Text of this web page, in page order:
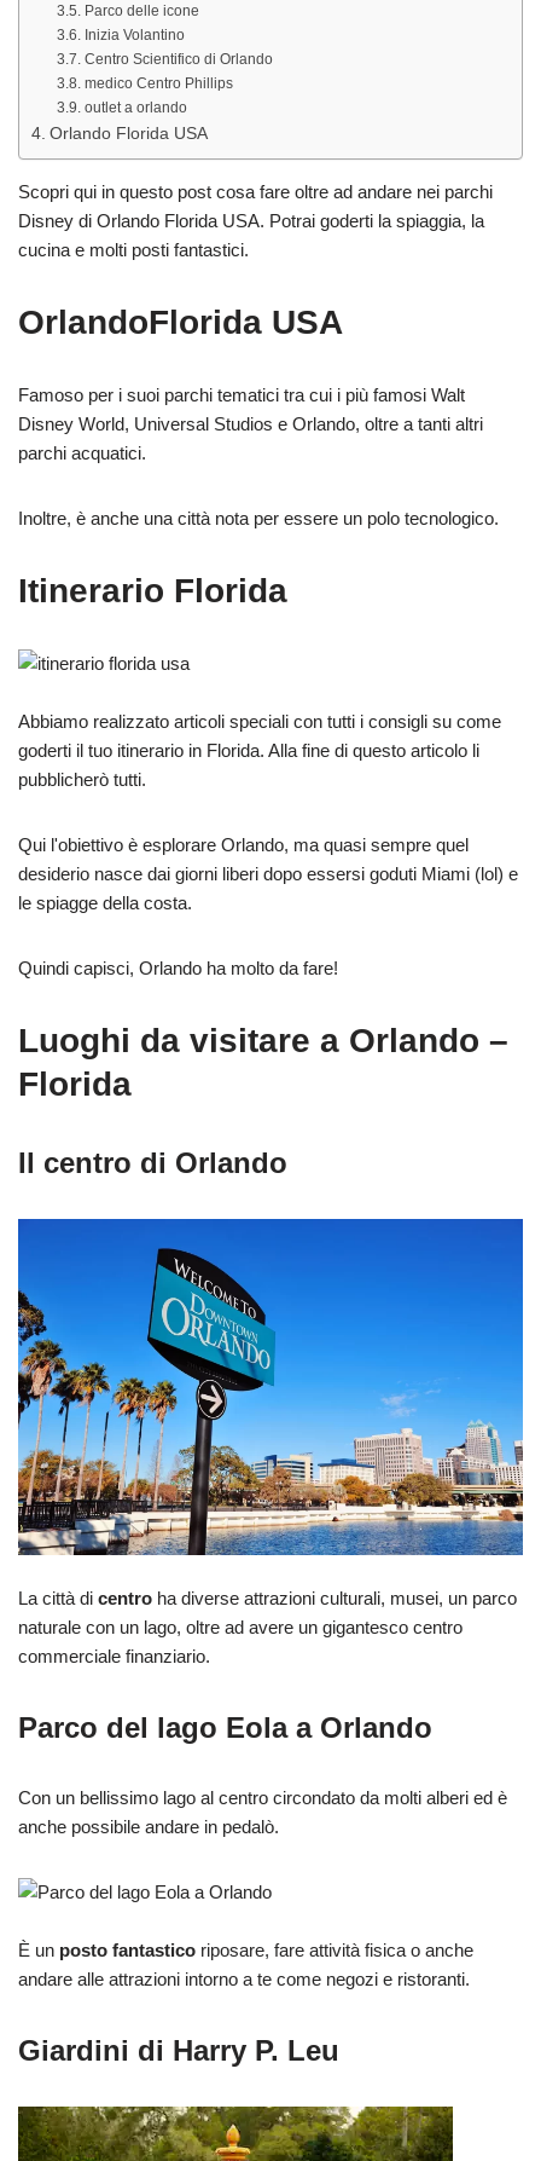
Parco delle icone
Inizia Volantino
Centro Scientifico di Orlando
medico Centro Phillips
outlet a orlando
Orlando Florida USA
Scopri qui in questo post cosa fare oltre ad andare nei parchi
Disney di Orlando Florida USA. Potrai goderti la spiaggia, la
cucina e molti posti fantastici.
OrlandoFlorida USA
Famoso per i suoi parchi tematici tra cui i più famosi Walt
Disney World, Universal Studios e Orlando, oltre a tanti altri
parchi acquatici.
Inoltre, è anche una città nota per essere un polo tecnologico.
Itinerario Florida
Abbiamo realizzato articoli speciali con tutti i consigli su come
goderti il tuo itinerario in Florida. Alla fine di questo articolo li
pubblicherò tutti.
Qui l'obiettivo è esplorare Orlando, ma quasi sempre quel
desiderio nasce dai giorni liberi dopo essersi goduti Miami (lol) e
le spiagge della costa.
Quindi capisci, Orlando ha molto da fare!
Luoghi da visitare a Orlando –
Florida
Il centro di Orlando
La città di centro ha diverse attrazioni culturali, musei, un parco
naturale con un lago, oltre ad avere un gigantesco centro
commerciale finanziario.
Parco del lago Eola a Orlando
Con un bellissimo lago al centro circondato da molti alberi ed è
anche possibile andare in pedalò.
È un posto fantastico riposare, fare attività fisica o anche
andare alle attrazioni intorno a te come negozi e ristoranti.
Giardini di Harry P. Leu